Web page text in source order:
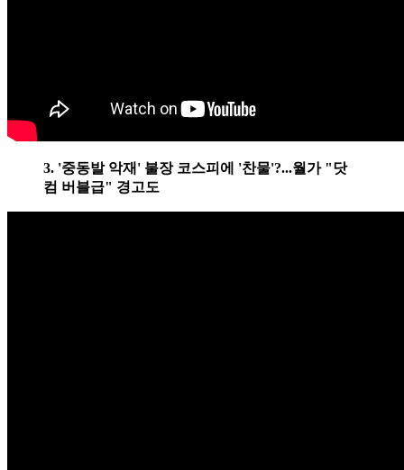
3. '중동발 악재' 불장 코스피에 '찬물'?...월가 "닷
컴 버블급" 경고도